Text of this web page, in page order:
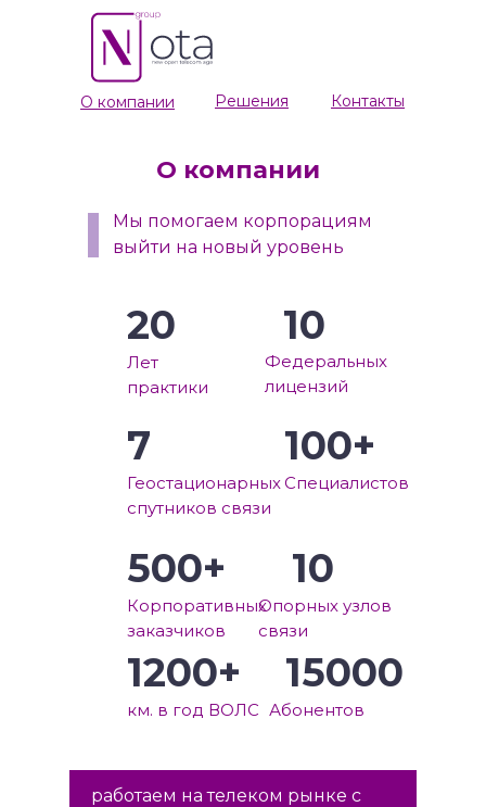
О компании
Мы помогаем корпорациям
выйти на новый уровень
20
100+
10
7
1200+
500+ 10
15000
Лет
практики
Специалистов
Федеральных
лицензий
Геостационарных
спутников связи
км. в год ВОЛС
Корпоративных
заказчиков
Опорных узлов
связи
Абонентов
работаем на телеком рынке с
О компании Решения Контакты